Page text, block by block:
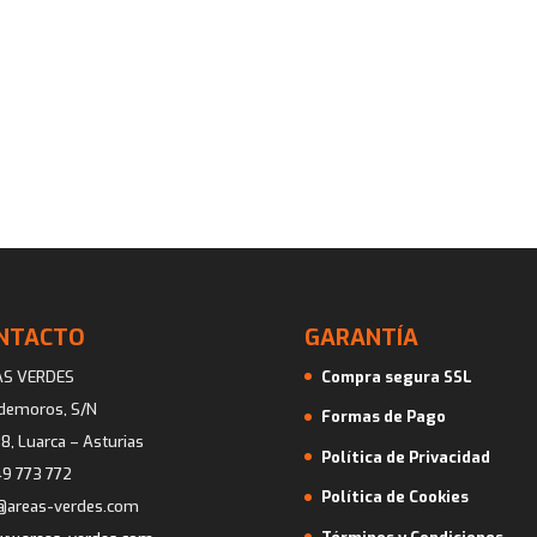
VERDES
S/N
Luarca – Asturias
773 772
verdes.com
GARANTÍA
Compra segura SSL
Formas de Pago
Política de Privacidad
Política de Cookies